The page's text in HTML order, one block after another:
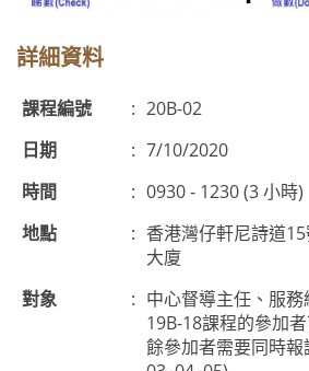
詳細資料
課程編號 : 20B-02
日期
: 7/10/2020
時間
: 0930 - 1230 (3 小時)
地點
: 香港灣仔軒尼詩道
大廈
對象
: 中心督導主任、服
19B-18課程的參加
餘參加者需要同時